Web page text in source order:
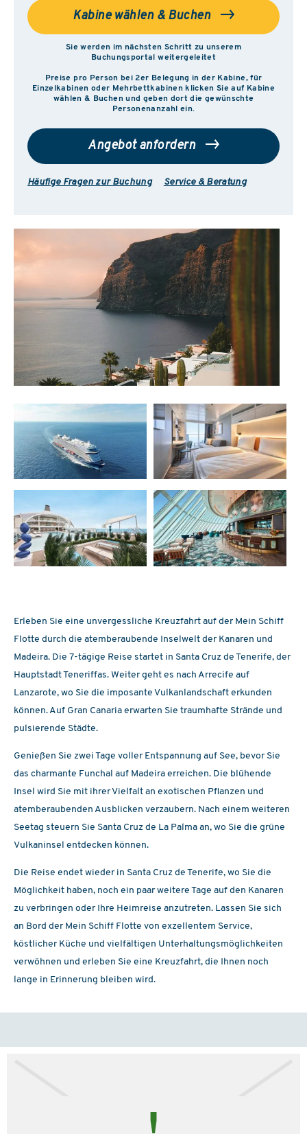
Kabine wählen & Buchen
Sie werden im nächsten Schritt zu unserem
Buchungsportal weitergeleitet
Preise pro Person bei 2er Belegung in der Kabine, für
Einzelkabinen oder Mehrbettkabinen klicken Sie auf Kabine
wählen & Buchen und geben dort die gewünschte
Personenanzahl ein.
Angebot anfordern
Häufige Fragen zur Buchung Service & Beratung
Erleben Sie eine unvergessliche Kreuzfahrt auf der Mein Schiff
Flotte durch die atemberaubende Inselwelt der Kanaren und
Madeira. Die 7-tägige Reise startet in Santa Cruz de Tenerife, der
Hauptstadt Teneriffas. Weiter geht es nach Arrecife auf
Lanzarote, wo Sie die imposante Vulkanlandschaft erkunden
können. Auf Gran Canaria erwarten Sie traumhafte Strände und
pulsierende Städte.
Genießen Sie zwei Tage voller Entspannung auf See, bevor Sie
das charmante Funchal auf Madeira erreichen. Die blühende
Insel wird Sie mit ihrer Vielfalt an exotischen Pflanzen und
atemberaubenden Ausblicken verzaubern. Nach einem weiteren
Seetag steuern Sie Santa Cruz de La Palma an, wo Sie die grüne
Vulkaninsel entdecken können.
Die Reise endet wieder in Santa Cruz de Tenerife, wo Sie die
Möglichkeit haben, noch ein paar weitere Tage auf den Kanaren
zu verbringen oder Ihre Heimreise anzutreten. Lassen Sie sich
an Bord der Mein Schiff Flotte von exzellentem Service,
köstlicher Küche und vielfältigen Unterhaltungsmöglichkeiten
verwöhnen und erleben Sie eine Kreuzfahrt, die Ihnen noch
lange in Erinnerung bleiben wird.